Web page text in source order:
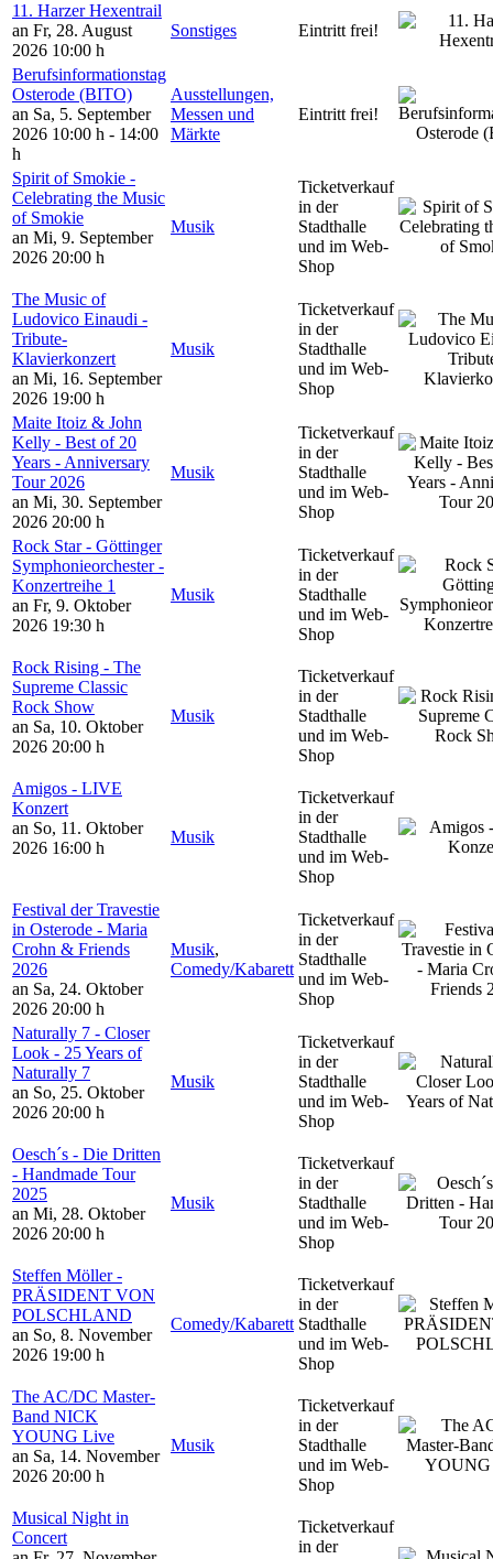
11. Harzer Hexentrail
an Fr, 28. August
2026 10:00 h
Sonstiges Eintritt frei!
Berufsinformationstag
Osterode (BITO)
an Sa, 5. September
2026 10:00 h - 14:00
h
Ausstellungen,
Messen und
Märkte
Eintritt frei!
Spirit of Smokie -
Celebrating the Music
of Smokie
an Mi, 9. September
2026 20:00 h
Musik
Ticketverkauf
in der
Stadthalle
und im Web-
Shop
The Music of
Ludovico Einaudi -
Tribute-
Klavierkonzert
an Mi, 16. September
2026 19:00 h
Musik
Ticketverkauf
in der
Stadthalle
und im Web-
Shop
Maite Itoiz & John
Kelly - Best of 20
Years - Anniversary
Tour 2026
an Mi, 30. September
2026 20:00 h
Musik
Ticketverkauf
in der
Stadthalle
und im Web-
Shop
Rock Star - Göttinger
Symphonieorchester -
Konzertreihe 1
an Fr, 9. Oktober
2026 19:30 h
Musik
Ticketverkauf
in der
Stadthalle
und im Web-
Shop
Rock Rising - The
Supreme Classic
Rock Show
an Sa, 10. Oktober
2026 20:00 h
Musik
Ticketverkauf
in der
Stadthalle
und im Web-
Shop
Amigos - LIVE
Konzert
an So, 11. Oktober
2026 16:00 h
Musik
Ticketverkauf
in der
Stadthalle
und im Web-
Shop
Festival der Travestie
in Osterode - Maria
Crohn & Friends
2026
an Sa, 24. Oktober
2026 20:00 h
Musik,
Comedy/Kabarett
Ticketverkauf
in der
Stadthalle
und im Web-
Shop
Naturally 7 - Closer
Look - 25 Years of
Naturally 7
an So, 25. Oktober
2026 20:00 h
Musik
Ticketverkauf
in der
Stadthalle
und im Web-
Shop
Oesch´s - Die Dritten
- Handmade Tour
2025
an Mi, 28. Oktober
2026 20:00 h
Musik
Ticketverkauf
in der
Stadthalle
und im Web-
Shop
Steffen Möller -
PRÄSIDENT VON
POLSCHLAND
an So, 8. November
2026 19:00 h
Comedy/Kabarett
Ticketverkauf
in der
Stadthalle
und im Web-
Shop
The AC/DC Master-
Band NICK
YOUNG Live
an Sa, 14. November
2026 20:00 h
Musik
Ticketverkauf
in der
Stadthalle
und im Web-
Shop
Musical Night in
Concert
Ticketverkauf
in der